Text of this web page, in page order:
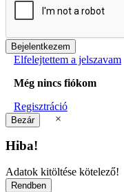
Elfelejtettem a jelszavam
Még nincs fiókom
Regisztráció
×
Hiba!
Adatok kitöltése kötelező!